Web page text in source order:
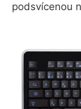
podsvícenou